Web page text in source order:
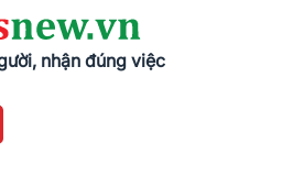
nhận đúng việc